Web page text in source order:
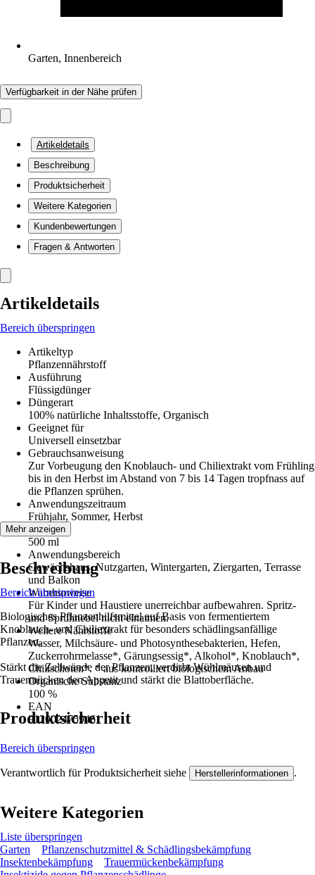
Garten, Innenbereich
Verfügbarkeit in der Nähe prüfen
Artikeldetails
Beschreibung
Produktsicherheit
Weitere Kategorien
Kundenbewertungen
Fragen & Antworten
Artikeldetails
Bereich überspringen
Artikeltyp
Pflanzennährstoff
Ausführung
Flüssigdünger
Düngerart
100% natürliche Inhaltsstoffe, Organisch
Geeignet für
Universell einsetzbar
Gebrauchsanweisung
Zur Vorbeugung den Knoblauch- und Chiliextrakt vom Frühling
bis in den Herbst im Abstand von 7 bis 14 Tagen tropfnass auf
die Pflanzen sprühen.
Anwendungszeitraum
Frühjahr, Sommer, Herbst
Inhalt
500 ml
Anwendungsbereich
Gewächshaus, Nutzgarten, Wintergarten, Ziergarten, Terrasse
und Balkon
Warnhinweise
Für Kinder und Haustiere unerreichbar aufbewahren. Spritz-
und Sprühnebel nicht einatmen.
Weitere Nährstoffe
Wasser, Milchsäure- und Photosynthesebakterien, Hefen,
Zuckerrohrmelasse*, Gärungsessig*, Alkohol*, Knoblauch*,
Chilischoten*. * aus kontrolliert biologischem Anbau
Organische Substanz
100 %
EAN
9120024759461
Mehr anzeigen
Beschreibung
Bereich überspringen
Biologisches Pflanzenhilfsmittel auf Basis von fermentiertem
Knoblauch- und Chiliextrakt für besonders schädlingsanfällige
Pflanzen.
Stärkt die Zellwände der Pflanzen, verdirbt Wühlmäusen und
Trauermücken den Appetit und stärkt die Blattoberfläche.
Produktsicherheit
Bereich überspringen
Verantwortlich für Produktsicherheit siehe Herstellerinformationen .
Weitere Kategorien
Liste überspringen
Garten
Pflanzenschutzmittel & Schädlingsbekämpfung
Insektenbekämpfung
Trauermückenbekämpfung